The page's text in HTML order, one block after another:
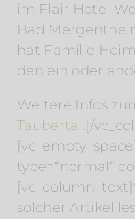
im Flair Hotel
Bad
hat Familie
den ein oder
Weitere Infos
Taubertal.[/
type=“normal“
solcher Artikel